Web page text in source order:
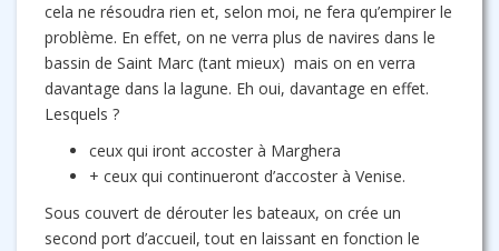
cela ne résoudra rien et, selon moi, ne fera qu’empirer le
problème. En effet, on ne verra plus de navires dans le
bassin de Saint Marc (tant mieux) mais on en verra
davantage dans la lagune. Eh oui, davantage en effet.
Lesquels ?
ceux qui iront accoster à Marghera
+ ceux qui continueront d’accoster à Venise.
Sous couvert de dérouter les bateaux, on crée un
second port d’accueil, tout en laissant en fonction le